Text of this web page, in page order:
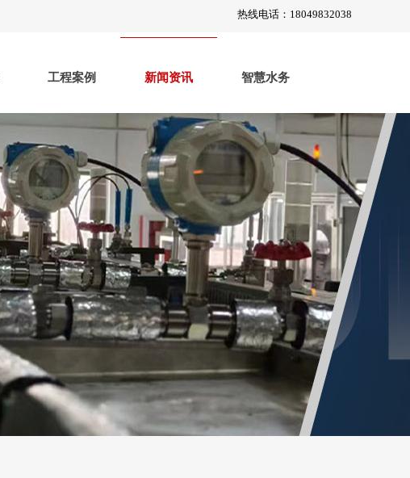
热线电话：18049832038
工程案例 新闻资讯 智慧水务